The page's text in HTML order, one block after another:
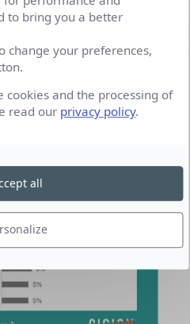
autant au cœur des
en numéro 1 des
par les entreprises
Ci dessous).
to bring you a better
change your preferences,
cookies and the processing of
read our privacy policy.
all